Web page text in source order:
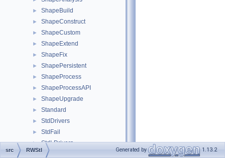
► ShapeBuild
► ShapeConstruct
► ShapeCustom
► ShapeExtend
► ShapeFix
► ShapePersistent
► ShapeProcess
► ShapeProcessAPI
► ShapeUpgrade
► Standard
► StdDrivers
► StdFail
► StdLDrivers
► StdLPersistent
src RWStl Generated by 1.13.2